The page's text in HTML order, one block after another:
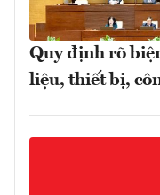
Quy định rõ
liệu, thiết bị,